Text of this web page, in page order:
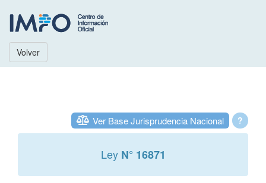
Volver
?
Ver Base Jurisprudencia Nacional
Ley N° 16871